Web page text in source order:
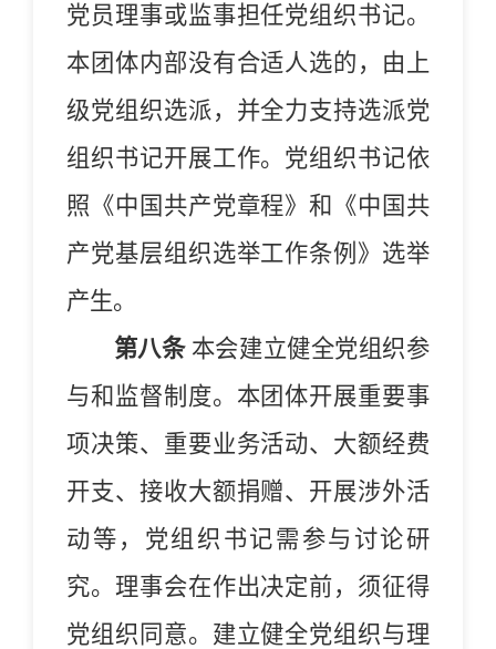
党员理事或监事担任党组织书记。
本团体内部没有合适人选的，由上
级党组织选派，并全力支持选派党
组织书记开展工作。党组织书记依
照《中国共产党章程》和《中国共
产党基层组织选举工作条例》选举
产生。
第八条本会建立健全党组织参
与和监督制度。本团体开展重要事
项决策、重要业务活动、大额经费
开支、接收大额捐赠、开展涉外活
动等，党组织书记需参与讨论研
究。理事会在作出决定前，须征得
党组织同意。建立健全党组织与理